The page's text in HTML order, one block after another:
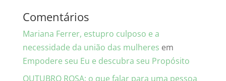
Comentários
Mariana Ferrer, estupro culposo e a
necessidade da união das mulheres em
Empodere seu Eu e descubra seu Propósito
OUTUBRO ROSA: o que falar para uma pessoa